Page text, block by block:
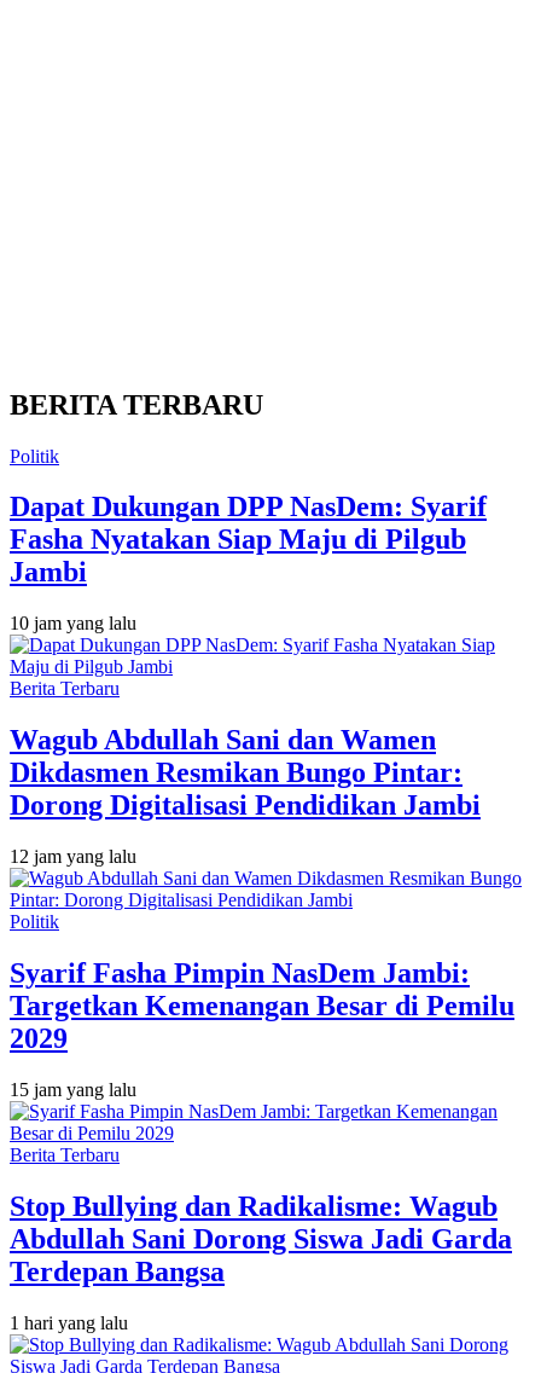
BERITA TERBARU
Politik
Dapat Dukungan DPP NasDem: Syarif
Fasha Nyatakan Siap Maju di Pilgub
Jambi
10 jam yang lalu
Berita Terbaru
Wagub Abdullah Sani dan Wamen
Dikdasmen Resmikan Bungo Pintar:
Dorong Digitalisasi Pendidikan Jambi
12 jam yang lalu
Politik
Syarif Fasha Pimpin NasDem Jambi:
Targetkan Kemenangan Besar di Pemilu
2029
15 jam yang lalu
Berita Terbaru
Stop Bullying dan Radikalisme: Wagub
Abdullah Sani Dorong Siswa Jadi Garda
Terdepan Bangsa
1 hari yang lalu